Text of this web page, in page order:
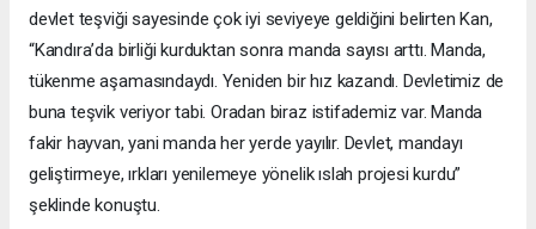
devlet teşviği sayesinde çok iyi seviyeye geldiğini belirten Kan,
“Kandıra’da birliği kurduktan sonra manda sayısı arttı. Manda,
tükenme aşamasındaydı. Yeniden bir hız kazandı. Devletimiz de
buna teşvik veriyor tabi. Oradan biraz istifademiz var. Manda
fakir hayvan, yani manda her yerde yayılır. Devlet, mandayı
geliştirmeye, ırkları yenilemeye yönelik ıslah projesi kurdu”
şeklinde konuştu.